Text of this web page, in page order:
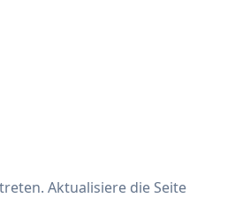
Aktualisiere die Seite